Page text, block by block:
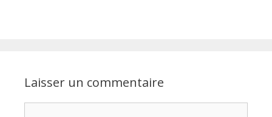
Laisser un commentaire